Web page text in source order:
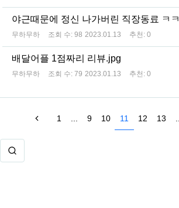
야근때문에 정신 나가버린 직장동료 ㅋㅋ
무하무하 조회 수: 98 2023.01.13 추천: 0
배달어플 1점짜리 리뷰.jpg
무하무하 조회 수: 79 2023.01.13 추천: 0
1 9 10 11 12 13